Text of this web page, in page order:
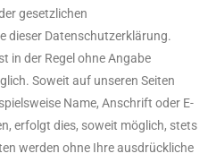
gesetzlichen
dieser Datenschutzerklärung.
in der Regel ohne Angabe
Soweit auf unseren Seiten
Name, Anschrift oder E-
erfolgt dies, soweit möglich, stets
werden ohne Ihre ausdrückliche